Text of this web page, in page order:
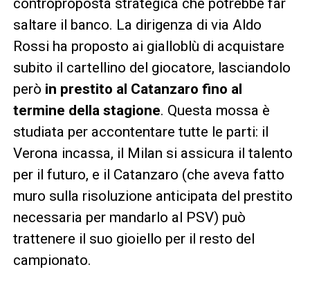
saltare il banco. La dirigenza di via Aldo
Rossi ha proposto ai gialloblù di acquistare
subito il cartellino del giocatore, lasciandolo
però in prestito al Catanzaro fino al
termine della stagione. Questa mossa è
studiata per accontentare tutte le parti: il
Verona incassa, il Milan si assicura il talento
per il futuro, e il Catanzaro (che aveva fatto
muro sulla risoluzione anticipata del prestito
necessaria per mandarlo al PSV) può
trattenere il suo gioiello per il resto del
campionato.